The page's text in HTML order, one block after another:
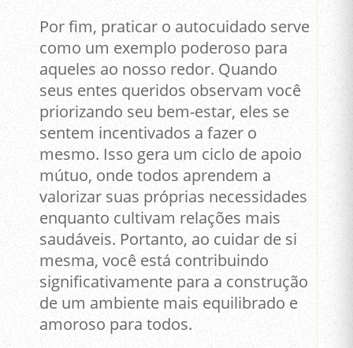
Por fim, praticar o autocuidado serve
como um exemplo poderoso para
aqueles ao nosso redor. Quando
seus entes queridos observam você
priorizando seu bem-estar, eles se
sentem incentivados a fazer o
mesmo. Isso gera um ciclo de apoio
mútuo, onde todos aprendem a
valorizar suas próprias necessidades
enquanto cultivam relações mais
saudáveis. Portanto, ao cuidar de si
mesma, você está contribuindo
significativamente para a construção
de um ambiente mais equilibrado e
amoroso para todos.